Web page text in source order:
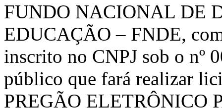
FUNDO NACIONAL DE
EDUCAÇÃO – FNDE,
inscrito no CNPJ sob o nº
público que fará realizar
PREGÃO ELETRÔNICO